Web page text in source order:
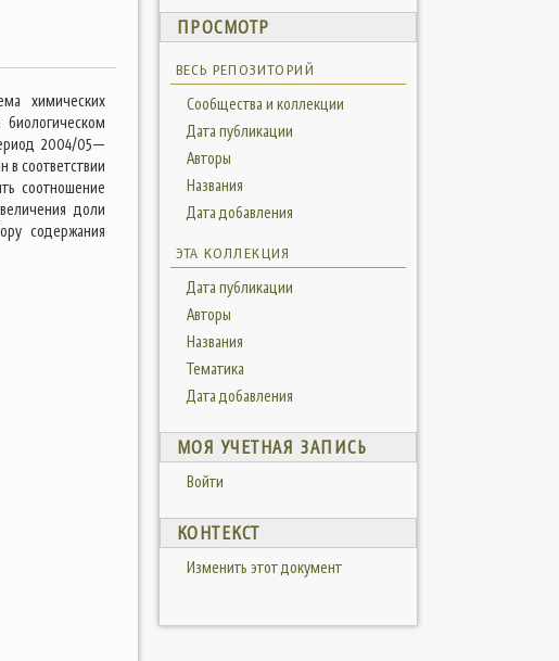
химических
2004/05—
соответствии
соотношение
доли
содержания
ПРОСМОТР
ВЕСЬ РЕПОЗИТОРИЙ
Сообщества и коллекции
Дата публикации
Авторы
Названия
Дата добавления
ЭТА КОЛЛЕКЦИЯ
Дата публикации
Авторы
Названия
Тематика
Дата добавления
МОЯ УЧЕТНАЯ ЗАПИСЬ
Войти
КОНТЕКСТ
Изменить этот документ